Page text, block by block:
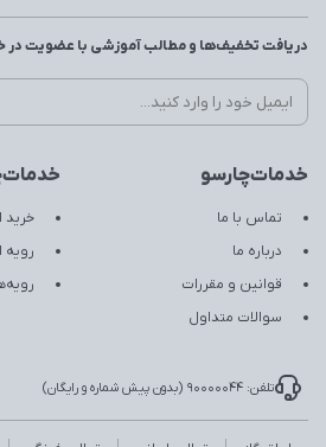
خدمات‌چارسو
تماس با ما
درباره ما
قوانین و مقررات
سوالات متداول
خرید
دریافت تخفیف‌ها و مطالب آموزشی با عضویت در
تلفن: 90000044 (بدون پیش شماره و رایگان)